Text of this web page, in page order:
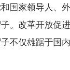
国家领导人、
。改革开放促
不仅雄踞于国